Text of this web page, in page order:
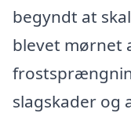
begyndt at
blevet mørnet
slagskader og